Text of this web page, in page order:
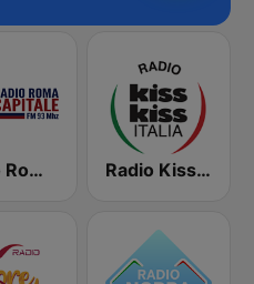
Radio Roma Capitale Radio Kiss Kiss Italia